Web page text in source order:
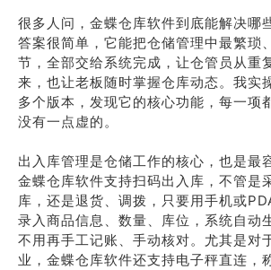
很多人问，金蝶仓库软件到底能解决哪
答案很简单，它能把仓储管理中最繁琐
节，全部交给系统完成，让仓管员从重
来，也让老板随时掌握仓库动态。我实
多个版本，发现它的核心功能，每一项
没有一点虚的。
出入库管理是仓储工作的核心，也是最
金蝶仓库软件支持扫码出入库，不管是
库，还是退货、调拨，只要用手机或
录入商品信息、数量、库位，系统自动
不用再手工记账、手动核对。尤其是对
业，金蝶仓库软件还支持电子秤直连，